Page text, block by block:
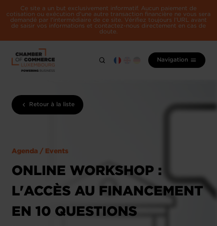
Ce site a un but exclusivement informatif. Aucun paiement de
cotisation ou exécution d'une autre transaction financière ne vous sera
demandé par l'intermédiaire de ce site. Vérifiez toujours l'URL avant
de saisir vos informations et contactez-nous directement en cas de
doute.
Navigation
Retour à la liste
Agenda / Events
ONLINE WORKSHOP :
L'ACCÈS AU FINANCEMENT
EN 10 QUESTIONS